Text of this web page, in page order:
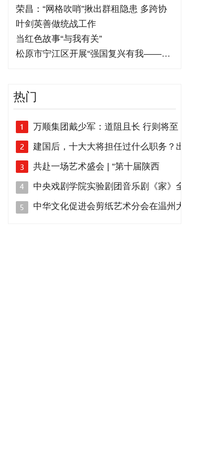
荣昌：“网格吹哨”揪出群租隐患 多跨协
叶剑英善做统战工作
当红色故事“与我有关”
松原市宁江区开展“强国复兴有我——铭记
热门
万顺集团戴少军：道阻且长 行则将至
建国后，十大大将担任过什么职务？出
共赴一场艺术盛会 | “第十届陕西
中央戏剧学院实验剧团音乐剧《家》全
中华文化促进会剪纸艺术分会在温州大